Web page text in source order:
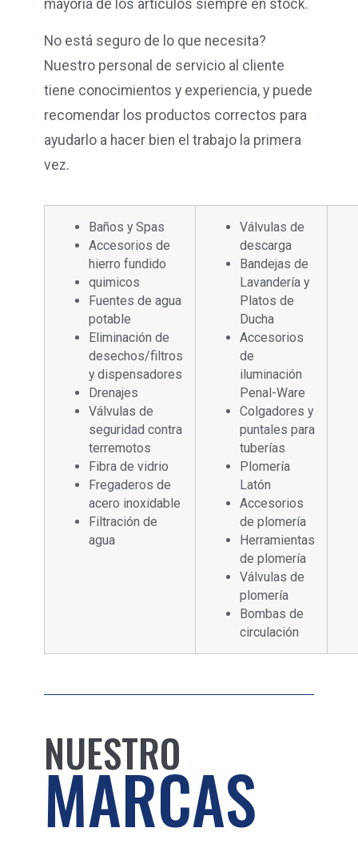
mayoría de los artículos siempre en stock.
No está seguro de lo que necesita?
Nuestro personal de servicio al cliente
tiene conocimientos y experiencia, y puede
recomendar los productos correctos para
ayudarlo a hacer bien el trabajo la primera
vez.
Baños y Spas
Accesorios de
hierro fundido
quimicos
Fuentes de agua
potable
Eliminación de
desechos/filtros
y dispensadores
Drenajes
Válvulas de
seguridad contra
terremotos
Fibra de vidrio
Fregaderos de
acero inoxidable
Filtración de
agua
Válvulas de
descarga
Bandejas de
Lavandería y
Platos de
Ducha
Accesorios
de
iluminación
Penal-Ware
Colgadores y
puntales para
tuberías
Plomería
Latón
Accesorios
de plomería
Herramientas
de plomería
Válvulas de
plomería
Bombas de
circulación
NUESTRO
MARCAS